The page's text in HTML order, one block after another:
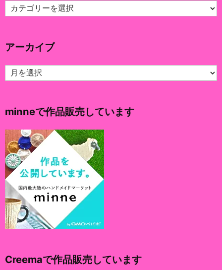
カ
テ
ー
アーカイブ
ア
ー
ブ
minneで作品販売しています
Creemaで作品販売しています